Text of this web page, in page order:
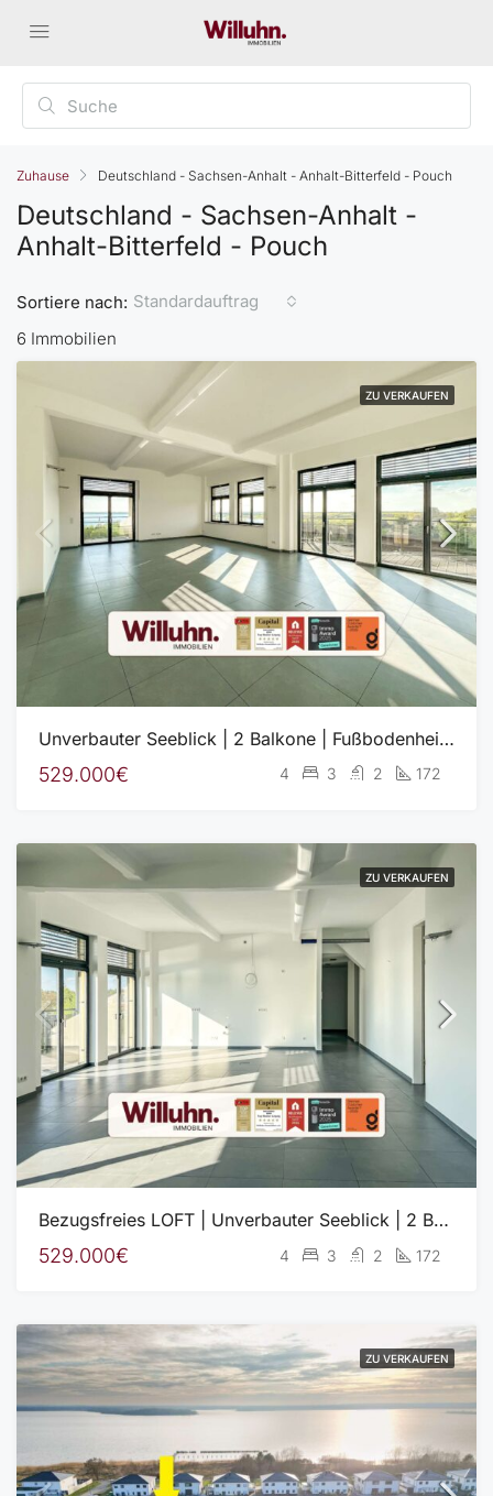
Zuhause Deutschland - Sachsen-Anhalt - Anhalt-Bitterfeld - Pouch
Deutschland - Sachsen-Anhalt -
Anhalt-Bitterfeld - Pouch
6 Immobilien
Sortiere nach: Standardauftrag
ZU VERKAUFEN
Unverbauter Seeblick | 2 Balkone | Fußbodenheizung | Aufzug | Garage
529.000€ 4 3 2 172
ZU VERKAUFEN
Bezugsfreies LOFT | Unverbauter Seeblick | 2 Balkone | Fußbodenheizung | Aufzug | Garage
529.000€ 4 3 2 172
ZU VERKAUFEN